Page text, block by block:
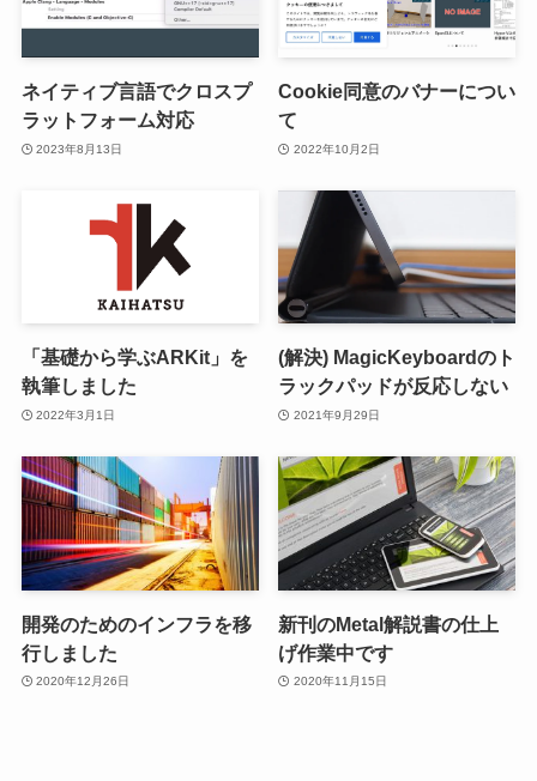
ネイティブ言語でクロスプ
ラットフォーム対応
2023年8月13日
Cookie同意のバナーについ
て
2022年10月2日
「基礎から学ぶARKit」を
執筆しました
2022年3月1日
(解決) MagicKeyboardのト
ラックパッドが反応しない
2021年9月29日
開発のためのインフラを移
行しました
2020年12月26日
新刊のMetal解説書の仕上
げ作業中です
2020年11月15日